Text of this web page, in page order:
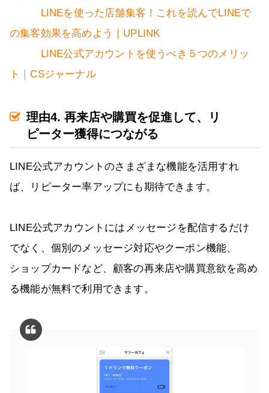
LINEを使った店舗集客！これを読んでLINEで
の集客効果を高めよう｜UPLINK
LINE公式アカウントを使うべき５つのメリッ
ト｜CSジャーナル
理由4. 再来店や購買を促進して、リ
ピーター獲得につながる
LINE公式アカウントのさまざまな機能を活用すれ
ば、リピーター率アップにも期待できます。
LINE公式アカウントにはメッセージを配信するだけ
でなく、個別のメッセージ対応やクーポン機能、
ショップカードなど、顧客の再来店や購買意欲を高め
る機能が無料で利用できます。